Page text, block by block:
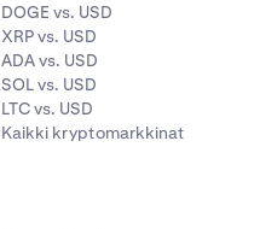
DOGE vs. USD
XRP vs. USD
ADA vs. USD
SOL vs. USD
LTC vs. USD
Kaikki kryptomarkkinat